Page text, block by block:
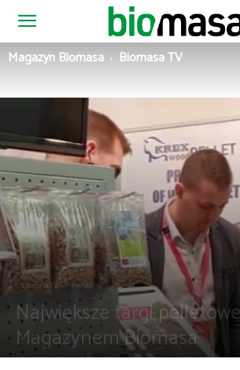
Magazyn
Magazyn Biomasa Biomasa TV
Biomasa TV Pellet
Największe targi
Magazynem Biomasa
Przez kaef-